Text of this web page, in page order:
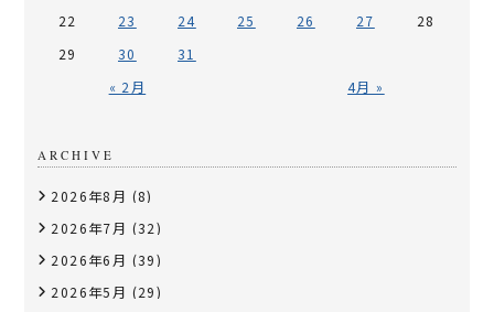
« 2月 4月 »
22
23 24 25 26 27
28
29
30 31
ARCHIVE
2026年8月 (8)
2026年7月 (32)
2026年6月 (39)
2026年5月 (29)